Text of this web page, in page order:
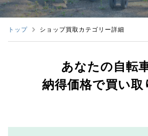
トップ ショップ買取カテゴリー詳細
あなたの自転車
納得価格で買い取